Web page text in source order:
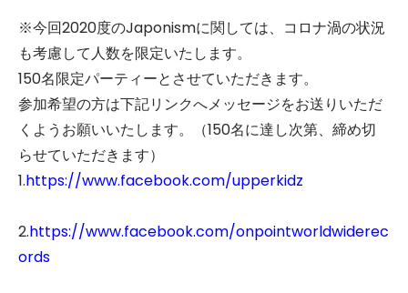
※今回2020度のJaponismに関しては、コロナ渦の状況
も考慮して人数を限定いたします。
150名限定パーティーとさせていただきます。
参加希望の方は下記リンクへメッセージをお送りいただ
くようお願いいたします。（150名に達し次第、締め切
らせていただきます）
1.https://www.facebook.com/upperkidz
2.https://www.facebook.com/onpointworldwiderec
ords